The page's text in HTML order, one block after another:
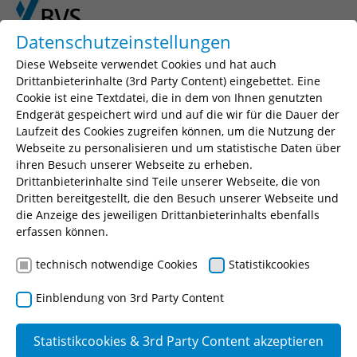
Skip to main content
Skip to page footer
Seminarsuche
Geben Sie einen Suchbegriff, Ihr gewünschtes
Seminar oder eine Seminarnummer ein.
Suchen
Erteilung isolierter Abweichungen
und Einvernehmenserteilungen
Zielgruppe
Datenschutzeinstellungen
Diese Webseite verwendet Cookies und hat auch
Drittanbieterinhalte (3rd Party Content) eingebettet. Eine
Cookie ist eine Textdatei, die in dem von Ihnen genutzten
Endgerät gespeichert wird und auf die wir für die Dauer der
Laufzeit des Cookies zugreifen können, um die Nutzung der
Webseite zu personalisieren und um statistische Daten über
ihren Besuch unserer Webseite zu erheben.
Drittanbieterinhalte sind Teile unserer Webseite, die von
Dritten bereitgestellt, die den Besuch unserer Webseite und
die Anzeige des jeweiligen Drittanbieterinhalts ebenfalls
erfassen können.
technisch notwendige Cookies Statistikcookies
Einblendung von 3rd Party Content
Statistikcookies & 3rd Party Content akzeptieren